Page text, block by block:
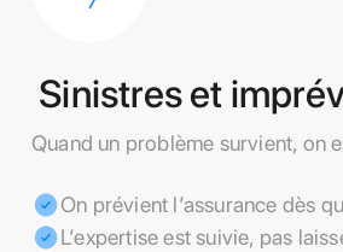
Sinistres et
Quand un problème survient, on
On prévient l’assurance dès
L’expertise est suivie, pas